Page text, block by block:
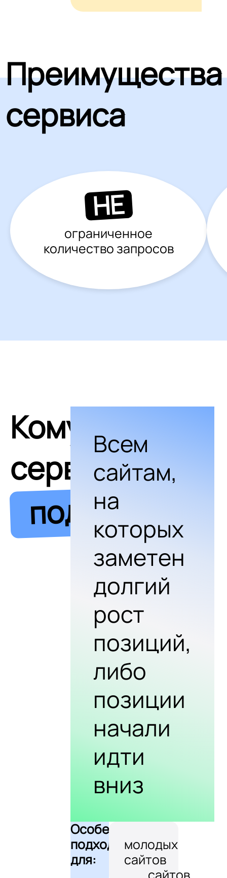
Преимущества
сервиса
НЕ
ограниченное
количество запросов
Кому
сервис
подходит
Всем
сайтам,
на
которых
заметен
долгий
рост
позиций,
либо
позиции
начали
идти
вниз
Особенно
подходит
для:
молодых
сайтов